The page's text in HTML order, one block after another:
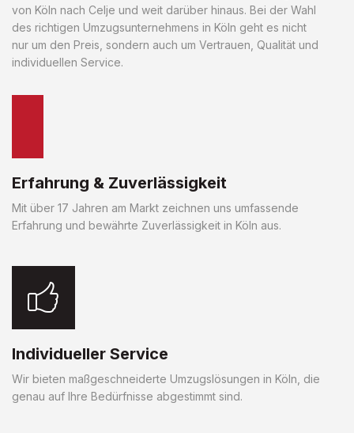
von Köln nach Celje und weit darüber hinaus. Bei der Wahl
des richtigen Umzugsunternehmens in Köln geht es nicht
nur um den Preis, sondern auch um Vertrauen, Qualität und
individuellen Service.
Erfahrung & Zuverlässigkeit
Mit über 17 Jahren am Markt zeichnen uns umfassende
Erfahrung und bewährte Zuverlässigkeit in Köln aus.
Individueller Service
Wir bieten maßgeschneiderte Umzugslösungen in Köln, die
genau auf Ihre Bedürfnisse abgestimmt sind.